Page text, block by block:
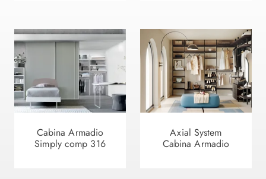
Cabina Armadio
Simply comp 316
Axial System
Cabina Armadio